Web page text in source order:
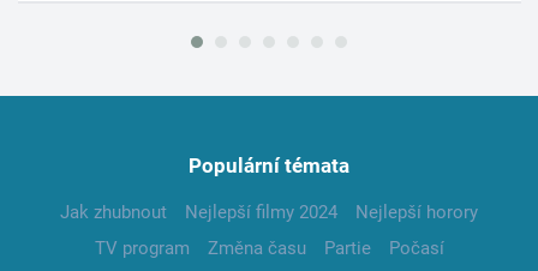
Populární témata
Jak zhubnout Nejlepší filmy 2024
Nejlepší horory
TV program
Změna času Partie
Počasí